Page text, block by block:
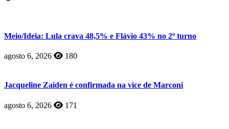
Meio/Ideia: Lula crava 48,5% e Flávio 43% no 2º turno
agosto 6, 2026 180
Jacqueline Zaiden é confirmada na vice de Marconi
agosto 6, 2026 171